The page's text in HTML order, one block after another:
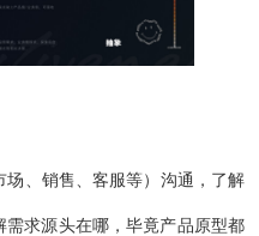
、销售、客服等）沟通，了解
求源头在哪，毕竟产品原型都